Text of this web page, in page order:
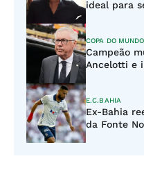
ideal para
COPA DO MUNDO
Campeão
Ancelotti e
E.C.BAHIA
Ex-Bahia
da Fonte